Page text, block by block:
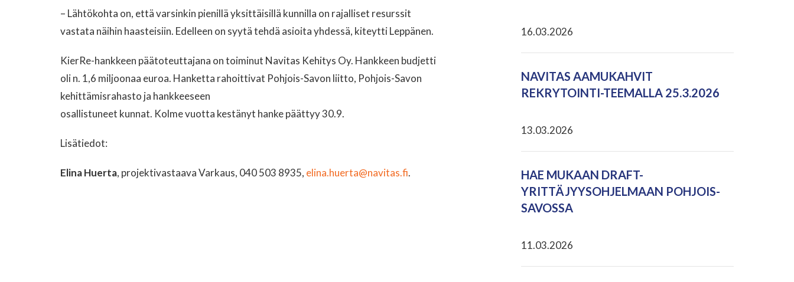
– Lähtökohta on, että varsinkin pienillä yksittäisillä kunnilla on rajalliset resurssit
vastata näihin haasteisiin. Edelleen on syytä tehdä asioita yhdessä, kiteytti Leppänen.
KierRe-hankkeen päätoteuttajana on toiminut Navitas Kehitys Oy. Hankkeen budjetti
oli n. 1,6 miljoonaa euroa. Hanketta rahoittivat Pohjois-Savon liitto, Pohjois-Savon
kehittämisrahasto ja hankkeeseen
osallistuneet kunnat. Kolme vuotta kestänyt hanke päättyy 30.9.
Lisätiedot:
Elina Huerta, projektivastaava Varkaus, 040 503 8935, elina.huerta@navitas.fi.
16.03.2026
NAVITAS AAMUKAHVIT
REKRYTOINTI-TEEMALLA 25.3.2026
13.03.2026
HAE MUKAAN DRAFT-
YRITTÄJYYSOHJELMAAN POHJOIS-
SAVOSSA
11.03.2026